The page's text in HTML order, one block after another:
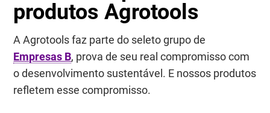
produtos Agrotools
A Agrotools faz parte do seleto grupo de
Empresas B, prova de seu real compromisso com
o desenvolvimento sustentável. E nossos produtos
refletem esse compromisso.